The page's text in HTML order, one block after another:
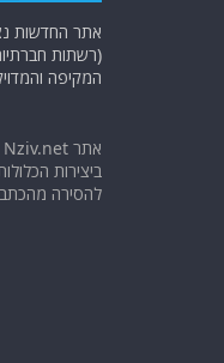
אתר החדשות
(רשתות
המקיפה
ביצירות
להסירה